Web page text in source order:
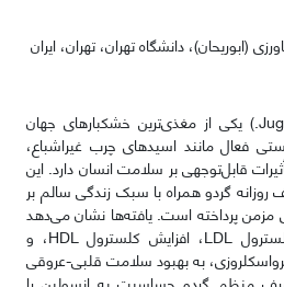
(ابوریحان)، دانشگاه تهران، تهران، ایران
گردوی ایرانی (Juglans regia L.) یکی از مغذی‌ترین خشکبارهای جهان
فعال مانند اسیدهای چرب غیراشباع،
قابل‌توجهی بر سلامت انسان دارد. این
گردو همراه با سبک زندگی سالم بر
مزمن پرداخته است. یافته‌ها نشان می‌دهد
که گردو با کاهش سطح کلسترول LDL، افزایش کلسترول HDL، و
به بهبود سلامت قلبی-عروقی